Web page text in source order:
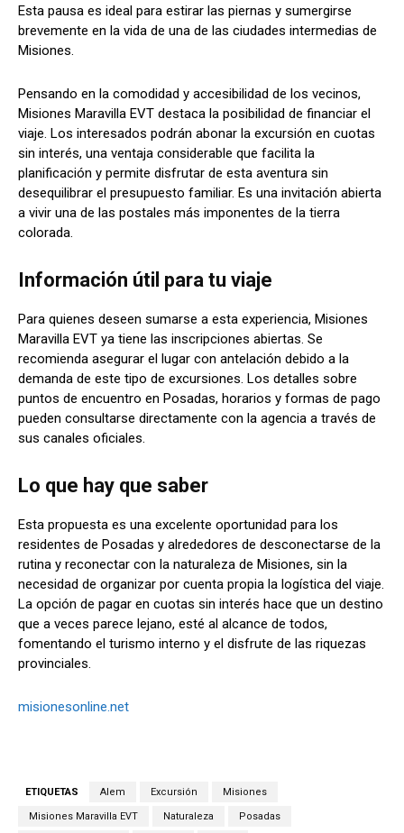
Esta pausa es ideal para estirar las piernas y sumergirse
brevemente en la vida de una de las ciudades intermedias de
Misiones.
Pensando en la comodidad y accesibilidad de los vecinos,
Misiones Maravilla EVT destaca la posibilidad de financiar el
viaje. Los interesados podrán abonar la excursión en cuotas
sin interés, una ventaja considerable que facilita la
planificación y permite disfrutar de esta aventura sin
desequilibrar el presupuesto familiar. Es una invitación abierta
a vivir una de las postales más imponentes de la tierra
colorada.
Información útil para tu viaje
Para quienes deseen sumarse a esta experiencia, Misiones
Maravilla EVT ya tiene las inscripciones abiertas. Se
recomienda asegurar el lugar con antelación debido a la
demanda de este tipo de excursiones. Los detalles sobre
puntos de encuentro en Posadas, horarios y formas de pago
pueden consultarse directamente con la agencia a través de
sus canales oficiales.
Lo que hay que saber
Esta propuesta es una excelente oportunidad para los
residentes de Posadas y alrededores de desconectarse de la
rutina y reconectar con la naturaleza de Misiones, sin la
necesidad de organizar por cuenta propia la logística del viaje.
La opción de pagar en cuotas sin interés hace que un destino
que a veces parece lejano, esté al alcance de todos,
fomentando el turismo interno y el disfrute de las riquezas
provinciales.
misionesonline.net
ETIQUETAS Alem Excursión Misiones
Misiones Maravilla EVT Naturaleza Posadas